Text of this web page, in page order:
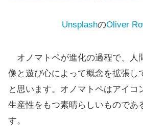
UnsplashのOliver
オノマトペが進化の過程で、人
像と遊び心によって概念を拡張し
と思います。オノマトペはアイコ
生産性をもつ素晴らしいものであ
す。